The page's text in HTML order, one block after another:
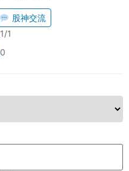
股神交流
1/1
0